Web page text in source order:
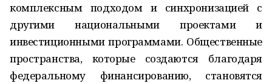
комплексным подходом и синхронизацией с
другими национальными проектами и
инвестиционными программами. Общественные
пространства, которые создаются благодаря
федеральному финансированию, становятся